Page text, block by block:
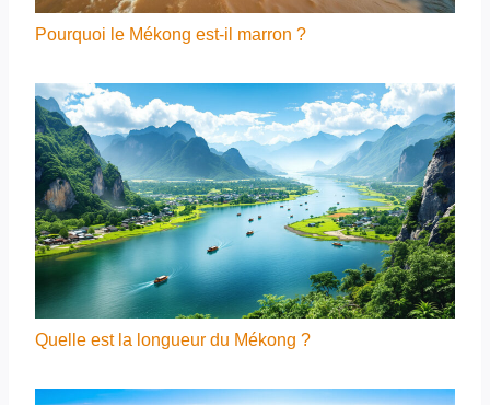
Pourquoi le Mékong est-il marron ?
Quelle est la longueur du Mékong ?